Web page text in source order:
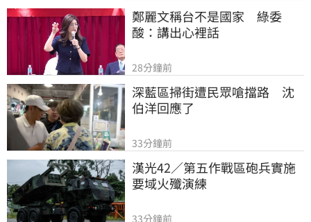
鄭麗文稱台不是國家　綠委
酸：講出心裡話
28分鐘前
深藍區掃街遭民眾嗆擋路　沈
伯洋回應了
33分鐘前
漢光42／第五作戰區砲兵實施
要域火殲演練
33分鐘前